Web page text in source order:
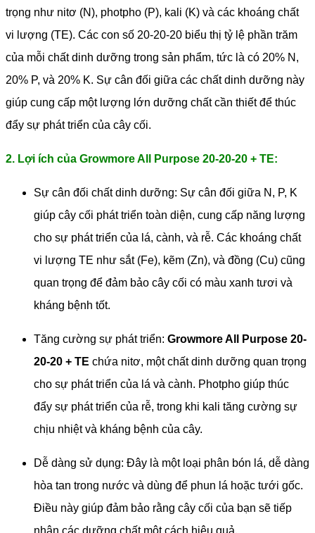
trọng như nitơ (N), photpho (P), kali (K) và các khoáng chất
vi lượng (TE). Các con số 20-20-20 biểu thị tỷ lệ phần trăm
của mỗi chất dinh dưỡng trong sản phẩm, tức là có 20% N,
20% P, và 20% K. Sự cân đối giữa các chất dinh dưỡng này
giúp cung cấp một lượng lớn dưỡng chất cần thiết để thúc
đẩy sự phát triển của cây cối.
2. Lợi ích của Growmore All Purpose 20-20-20 + TE:
Sự cân đối chất dinh dưỡng: Sự cân đối giữa N, P, K
giúp cây cối phát triển toàn diện, cung cấp năng lượng
cho sự phát triển của lá, cành, và rễ. Các khoáng chất
vi lượng TE như sắt (Fe), kẽm (Zn), và đồng (Cu) cũng
quan trọng để đảm bảo cây cối có màu xanh tươi và
kháng bệnh tốt.
Tăng cường sự phát triển: Growmore All Purpose 20-
20-20 + TE chứa nitơ, một chất dinh dưỡng quan trọng
cho sự phát triển của lá và cành. Photpho giúp thúc
đẩy sự phát triển của rễ, trong khi kali tăng cường sự
chịu nhiệt và kháng bệnh của cây.
Dễ dàng sử dụng: Đây là một loại phân bón lá, dễ dàng
hòa tan trong nước và dùng để phun lá hoặc tưới gốc.
Điều này giúp đảm bảo rằng cây cối của bạn sẽ tiếp